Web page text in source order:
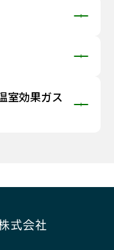
室効果ガス